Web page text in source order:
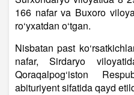
166 nafar va Buxoro
ro‘yxatdan o‘tgan.
Nisbatan past
nafar, Sirdaryo
Qoraqalpog‘iston
abituriyent sifatida qayd